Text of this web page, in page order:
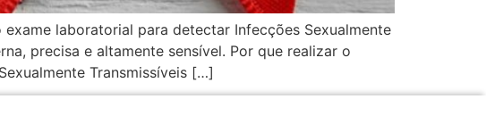
laboratorial para detectar Infecções Sexualmente
precisa e altamente sensível. Por que realizar o
Transmissíveis […]